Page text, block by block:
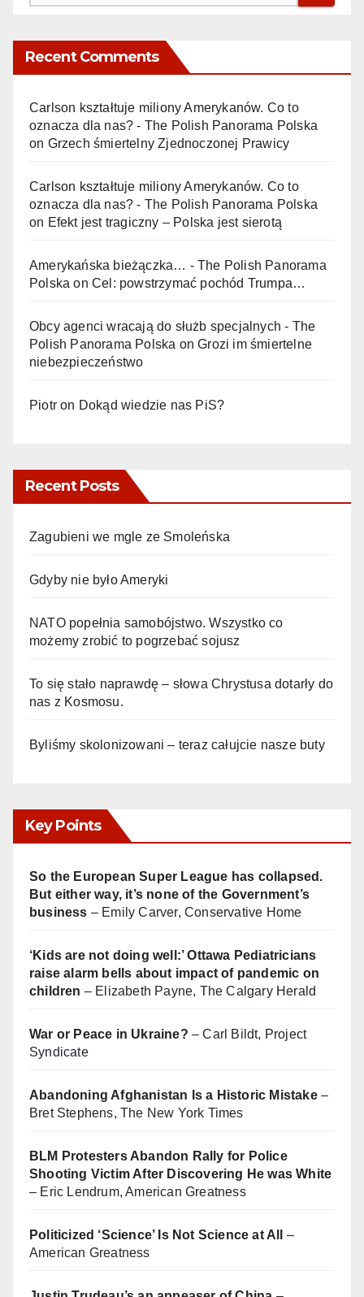
Recent Comments
Carlson kształtuje miliony Amerykanów. Co to
oznacza dla nas? - The Polish Panorama Polska
on Grzech śmiertelny Zjednoczonej Prawicy
Carlson kształtuje miliony Amerykanów. Co to
oznacza dla nas? - The Polish Panorama Polska
on Efekt jest tragiczny – Polska jest sierotą
Amerykańska bieżączka… - The Polish Panorama
Polska onCel: powstrzymać pochód Trumpa…
Obcy agenci wracają do służb specjalnych - The
Polish Panorama Polska onGrozi im śmiertelne
niebezpieczeństwo
Piotr on Dokąd wiedzie nas PiS?
Recent Posts
Zagubieni we mgle ze Smoleńska
Gdyby nie było Ameryki
NATO popełnia samobójstwo. Wszystko co
możemy zrobić to pogrzebać sojusz
To się stało naprawdę – słowa Chrystusa dotarły do
nas z Kosmosu.
Byliśmy skolonizowani – teraz całujcie nasze buty
Key Points
So the European Super League has collapsed.
But either way, it’s none of the Government’s
business – Emily Carver, Conservative Home
‘Kids are not doing well:’ Ottawa Pediatricians
raise alarm bells about impact of pandemic on
children – Elizabeth Payne, The Calgary Herald
War or Peace in Ukraine? – Carl Bildt, Project
Syndicate
Abandoning Afghanistan Is a Historic Mistake–
Bret Stephens, The New York Times
BLM Protesters Abandon Rally for Police
Shooting Victim After Discovering He was White
– Eric Lendrum, American Greatness
Politicized ‘Science’ Is Not Science at All
–
American Greatness